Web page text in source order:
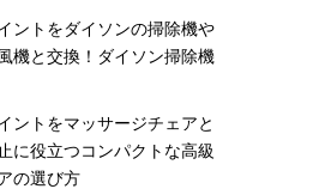
ントをダイソンの掃除機や
機と交換！ダイソン掃除機
ントをマッサージチェアと
に役立つコンパクトな高級
の選び方